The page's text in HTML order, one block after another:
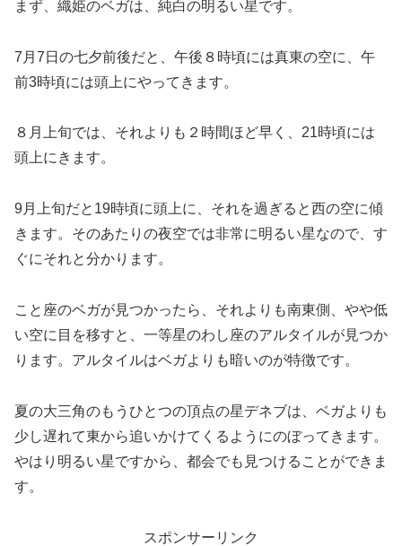
まず、織姫のベガは、純白の明るい星です。
7月7日の七夕前後だと、午後８時頃には真東の空に、午
前3時頃には頭上にやってきます。
８月上旬では、それよりも２時間ほど早く、21時頃には
頭上にきます。
9月上旬だと19時頃に頭上に、それを過ぎると西の空に傾
きます。そのあたりの夜空では非常に明るい星なので、す
ぐにそれと分かります。
こと座のベガが見つかったら、それよりも南東側、やや低
い空に目を移すと、一等星のわし座のアルタイルが見つか
ります。アルタイルはベガよりも暗いのが特徴です。
夏の大三角のもうひとつの頂点の星デネブは、ベガよりも
少し遅れて東から追いかけてくるようにのぼってきます。
やはり明るい星ですから、都会でも見つけることができま
す。
スポンサーリンク